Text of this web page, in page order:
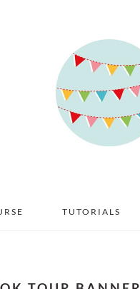
TUTORIALS